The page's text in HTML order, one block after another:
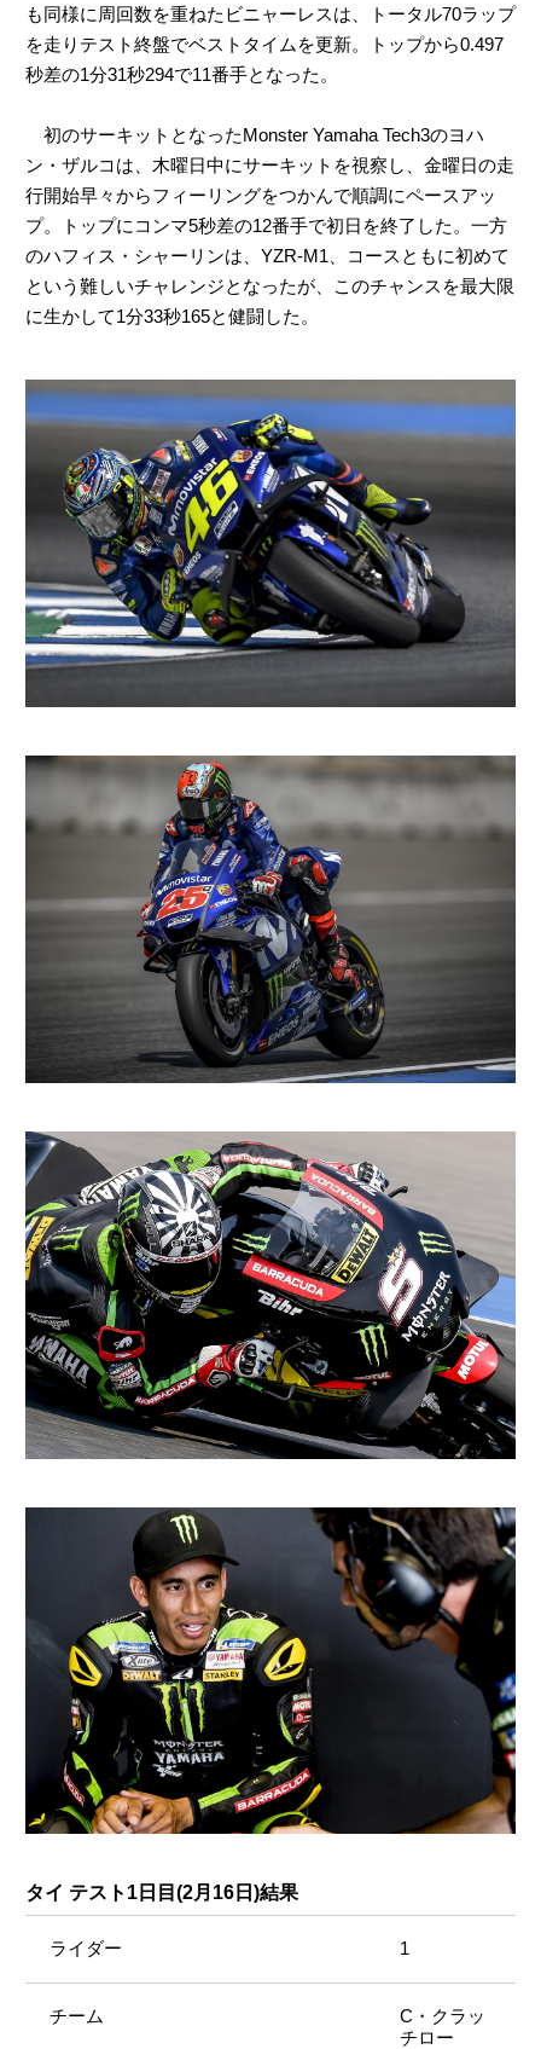
も同様に周回数を重ねたビニャーレスは、トータル70ラップ
を走りテスト終盤でベストタイムを更新。トップから0.497
秒差の1分31秒294で11番手となった。
初のサーキットとなったMonster Yamaha Tech3のヨハ
ン・ザルコは、木曜日中にサーキットを視察し、金曜日の走
行開始早々からフィーリングをつかんで順調にペースアッ
プ。トップにコンマ5秒差の12番手で初日を終了した。一方
のハフィス・シャーリンは、YZR-M1、コースともに初めて
という難しいチャレンジとなったが、このチャンスを最大限
に生かして1分33秒165と健闘した。
タイ テスト1日目(2月16日)結果
1
C・クラッ
チロー